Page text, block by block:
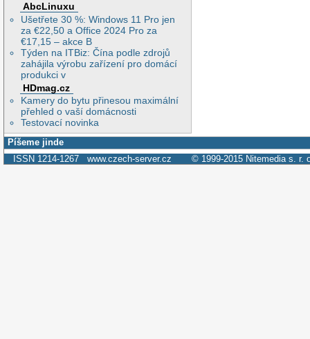
AbcLinuxu
Ušetřete 30 %: Windows 11 Pro jen
za €22,50 a Office 2024 Pro za
€17,15 – akce B
Týden na ITBiz: Čína podle zdrojů
zahájila výrobu zařízení pro domácí
produkci v
HDmag.cz
Kamery do bytu přinesou maximální
přehled o vaší domácnosti
Testovací novinka
Píšeme jinde
ISSN 1214-1267 www.czech-server.cz © 1999-2015 Nitemedia s. r.